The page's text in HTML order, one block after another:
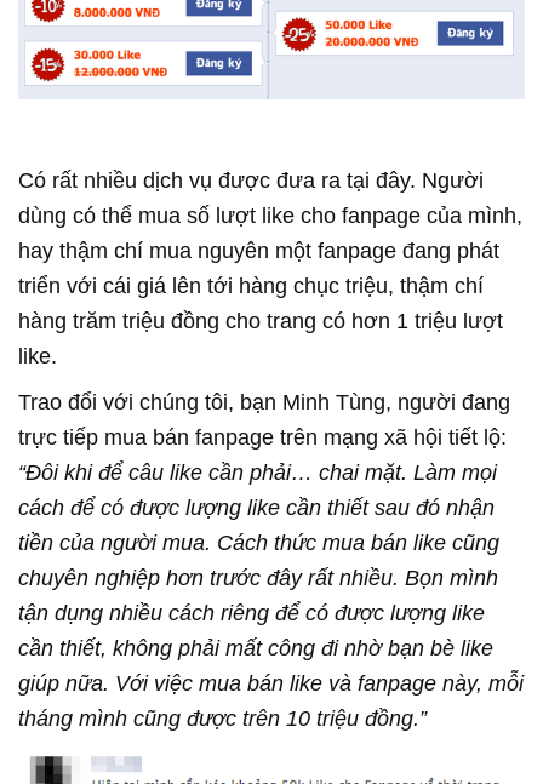
Có rất nhiều dịch vụ được đưa ra tại đây. Người
dùng có thể mua số lượt like cho fanpage của mình,
hay thậm chí mua nguyên một fanpage đang phát
triển với cái giá lên tới hàng chục triệu, thậm chí
hàng trăm triệu đồng cho trang có hơn 1 triệu lượt
like.
Trao đổi với chúng tôi, bạn Minh Tùng, người đang
trực tiếp mua bán fanpage trên mạng xã hội tiết lộ:
“Đôi khi để câu like cần phải… chai mặt. Làm mọi
cách để có được lượng like cần thiết sau đó nhận
tiền của người mua. Cách thức mua bán like cũng
chuyên nghiệp hơn trước đây rất nhiều. Bọn mình
tận dụng nhiều cách riêng để có được lượng like
cần thiết, không phải mất công đi nhờ bạn bè like
giúp nữa. Với việc mua bán like và fanpage này, mỗi
tháng mình cũng được trên 10 triệu đồng.”